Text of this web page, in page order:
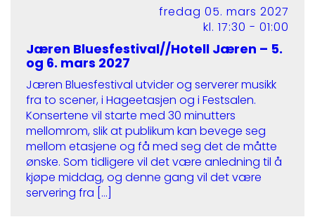
fredag 05. mars 2027
kl. 17:30 - 01:00
Jæren Bluesfestival//Hotell Jæren – 5.
og 6. mars 2027
Jæren Bluesfestival utvider og serverer musikk
fra to scener, i Hageetasjen og i Festsalen.
Konsertene vil starte med 30 minutters
mellomrom, slik at publikum kan bevege seg
mellom etasjene og få med seg det de måtte
ønske. Som tidligere vil det være anledning til å
kjøpe middag, og denne gang vil det være
servering fra […]